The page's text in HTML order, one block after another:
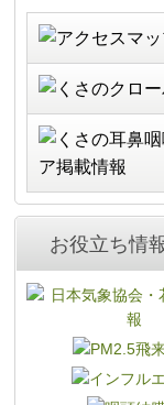
お役立ち情